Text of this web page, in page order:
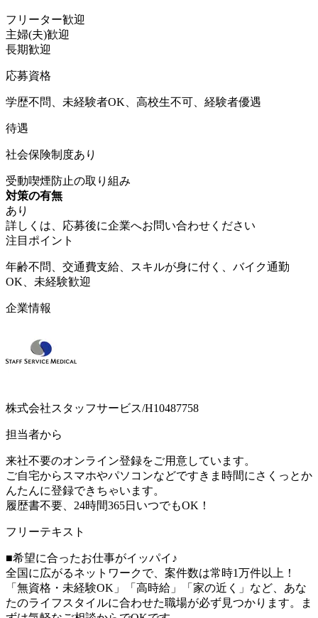
フリーター歓迎
主婦(夫)歓迎
長期歓迎
応募資格
学歴不問、未経験者OK、高校生不可、経験者優遇
待遇
社会保険制度あり
受動喫煙防止の取り組み
対策の有無
あり
詳しくは、応募後に企業へお問い合わせください
注目ポイント
年齢不問、交通費支給、スキルが身に付く、バイク通勤
OK、未経験歓迎
企業情報
株式会社スタッフサービス/H10487758
担当者から
来社不要のオンライン登録をご用意しています。
ご自宅からスマホやパソコンなどですきま時間にさくっとか
んたんに登録できちゃいます。
履歴書不要、24時間365日いつでもOK！
フリーテキスト
■希望に合ったお仕事がイッパイ♪
全国に広がるネットワークで、案件数は常時1万件以上！
「無資格・未経験OK」「高時給」「家の近く」など、あな
たのライフスタイルに合わせた職場が必ず見つかります。ま